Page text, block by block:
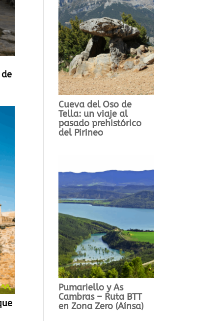
Cueva del Oso de
Tella: un viaje al
pasado prehistórico
del Pirineo
Pumariello y As
Cambras – Ruta BTT
en Zona Zero (Aínsa)